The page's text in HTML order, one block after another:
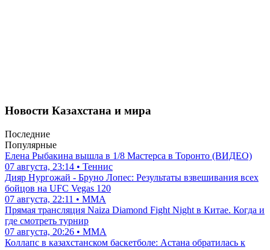
Новости Казахстана и мира
Последние
Популярные
Елена Рыбакина вышла в 1/8 Мастерса в Торонто (ВИДЕО)
07 августа, 23:14 • Теннис
Дияр Нургожай - Бруно Лопес: Результаты взвешивания всех
бойцов на UFC Vegas 120
07 августа, 22:11 • ММА
Прямая трансляция Naiza Diamond Fight Night в Китае. Когда и
где смотреть турнир
07 августа, 20:26 • ММА
Коллапс в казахстанском баскетболе: Астана обратилась к